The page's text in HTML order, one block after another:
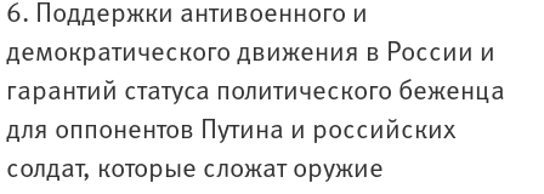
6. Поддержки антивоенного и
демократического движения в России и
гарантий статуса политического беженца
для оппонентов Путина и российских
солдат, которые сложат оружие